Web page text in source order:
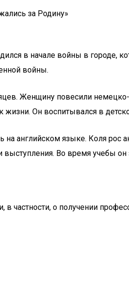
за Родину»
в начале войны в городе,
войны.
Женщину повесили
жизни. Он воспитывался в
английском языке. Коля рос
Во время учебы
о получении